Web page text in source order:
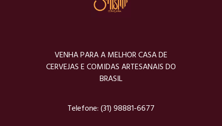
VENHA PARA A MELHOR CASA DE
CERVEJAS E COMIDAS ARTESANAIS DO
BRASIL
Telefone:(31) 98881-6677